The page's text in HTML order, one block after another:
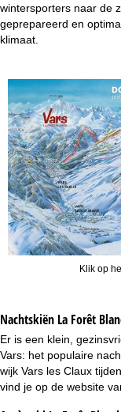
wintersporters naar de
geprepareerd en
klimaat.
Klik op
Nachtskiën La Forêt
Er is een klein,
Vars: het populaire
wijk Vars les Claux
vind je op de website